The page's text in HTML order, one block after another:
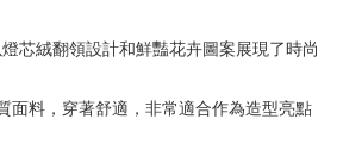
芯絨翻領設計和鮮豔花卉圖案展現了時尚
面料，穿著舒適，非常適合作為造型亮點